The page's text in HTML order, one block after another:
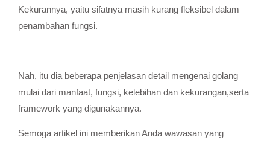
Kekurannya, yaitu sifatnya masih kurang fleksibel dalam
penambahan fungsi.
Nah, itu dia beberapa penjelasan detail mengenai golang
mulai dari manfaat, fungsi, kelebihan dan kekurangan,serta
framework yang digunakannya.
Semoga artikel ini memberikan Anda wawasan yang